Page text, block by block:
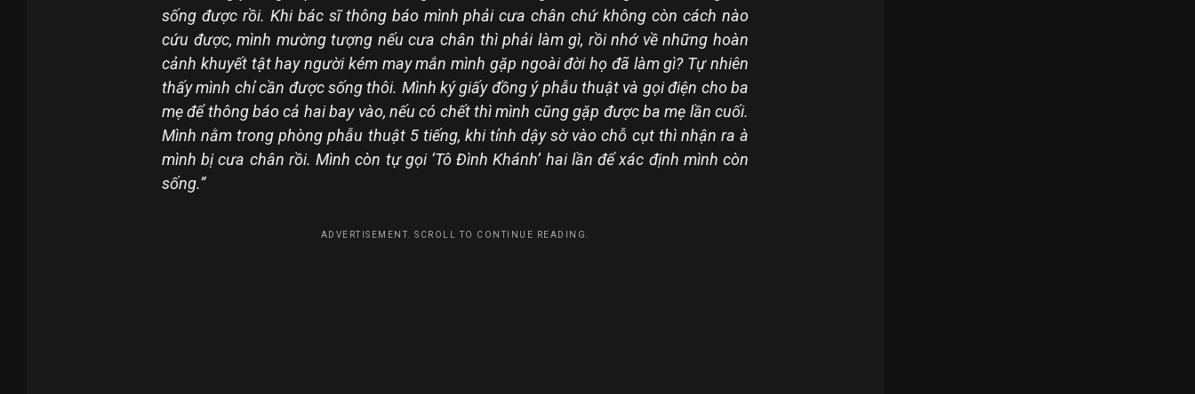
sống được rồi. Khi bác sĩ thông báo mình phải cưa chân chứ không còn cách nào
cứu được, mình mường tượng nếu cưa chân thì phải làm gì, rồi nhớ về những hoàn
cảnh khuyết tật hay người kém may mắn mình gặp ngoài đời họ đã làm gì? Tự nhiên
thấy mình chỉ cần được sống thôi. Mình ký giấy đồng ý phẫu thuật và gọi điện cho ba
mẹ để thông báo cả hai bay vào, nếu có chết thì mình cũng gặp được ba mẹ lần cuối.
Mình nằm trong phòng phẫu thuật 5 tiếng, khi tỉnh dậy sờ vào chỗ cụt thì nhận ra à
mình bị cưa chân rồi. Mình còn tự gọi ‘Tô Đình Khánh’ hai lần để xác định mình còn
sống.”
ADVERTISEMENT. SCROLL TO CONTINUE READING.